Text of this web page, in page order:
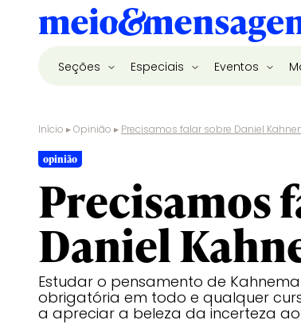
Seções Especiais Eventos
Início ▸Opinião ▸ Precisamos falar sobre Daniel
opinião
Precisamos
Daniel
Estudar o pensamento de
obrigatória em todo e qualquer
a apreciar a beleza da incerteza